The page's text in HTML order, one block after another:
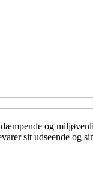
og
sit udseende og